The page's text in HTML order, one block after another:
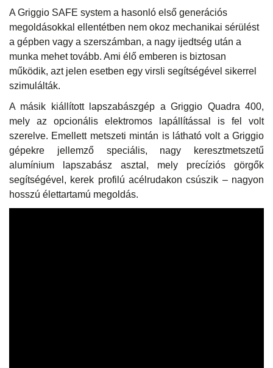
A Griggio SAFE system a hasonló első generációs
megoldásokkal ellentétben nem okoz mechanikai sérülést
a gépben vagy a szerszámban, a nagy ijedtség után a
munka mehet tovább. Ami élő emberen is biztosan
működik, azt jelen esetben egy virsli segítségével sikerrel
szimulálták.
A másik kiállított lapszabászgép a Griggio Quadra 400,
mely az opcionális elektromos lapállítással is fel volt
szerelve. Emellett metszeti mintán is látható volt a Griggio
gépekre jellemző speciális, nagy keresztmetszetű
alumínium lapszabász asztal, mely precíziós görgők
segítségével, kerek profilú acélrudakon csúszik – nagyon
hosszú élettartamú megoldás.